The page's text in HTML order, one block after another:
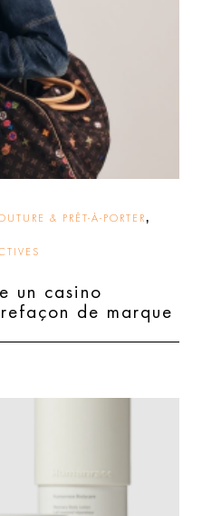
& PRÊT-À-PORTER,
un casino
de marque